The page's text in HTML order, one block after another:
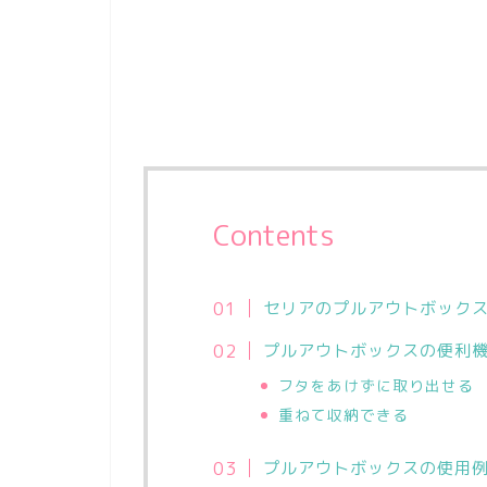
Contents
セリアのプルアウトボック
プルアウトボックスの便利
フタをあけずに取り出せる
重ねて収納できる
プルアウトボックスの使用例